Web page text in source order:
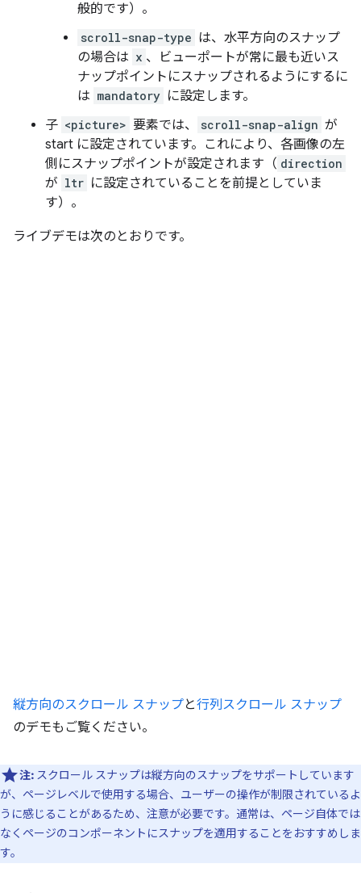
般的です）。
scroll-snap-type は、水平方向のスナップ
の場合は x 、ビューポートが常に最も近いス
ナップポイントにスナップされるようにするに
は mandatory に設定します。
子 <picture> 要素では、 scroll-snap-align が
start に設定されています。これにより、各画像の左
側にスナップポイントが設定されます（ direction
が ltr に設定されていることを前提としていま
す）。
ライブデモは次のとおりです。
縦方向のスクロール スナップと行列スクロール スナップ
のデモもご覧ください。
注: スクロール スナップは縦方向のスナップをサポートしています
が、ページレベルで使用する場合、ユーザーの操作が制限されているよ
うに感じることがあるため、注意が必要です。通常は、ページ自体では
なくページのコンポーネントにスナップを適用することをおすすめしま
す。